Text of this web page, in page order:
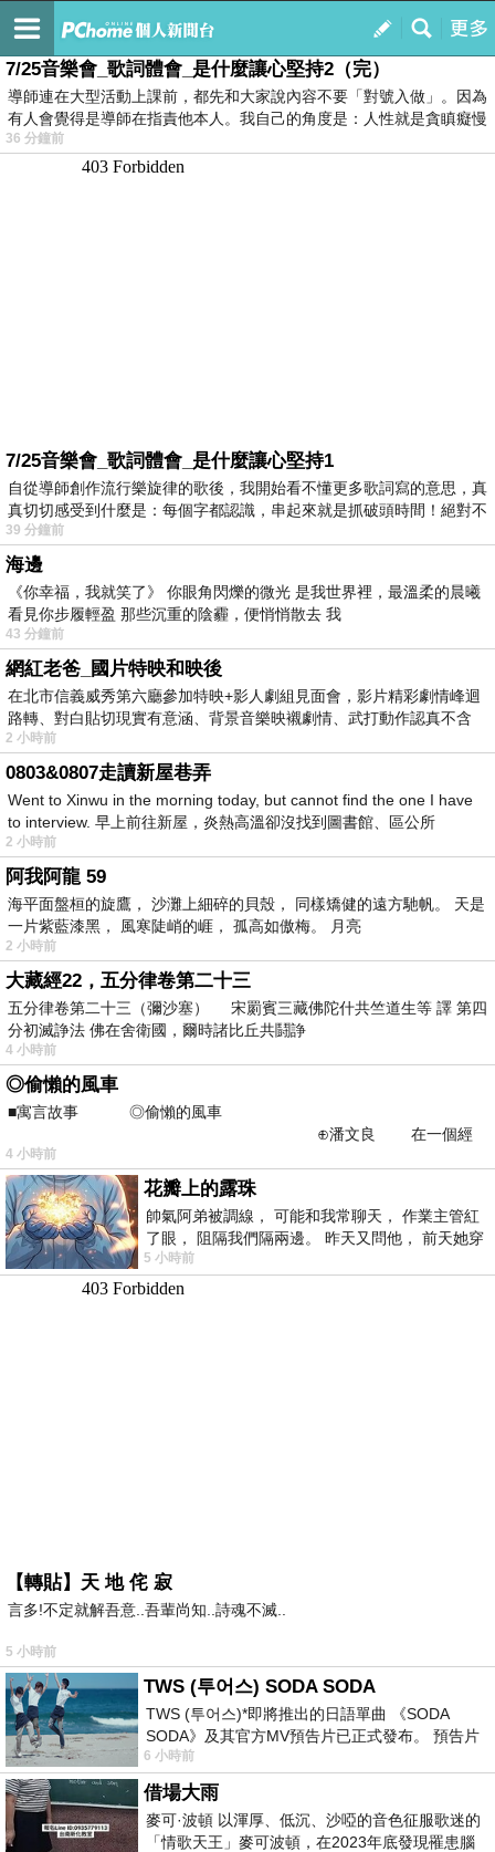
我的
最新文章
7/25音樂會_歌詞體會_是什麼讓心堅持2（完）
導師連在大型活動上課前，都先和大家說內容不要「對號入做」。因為
有人會覺得是導師在指責他本人。我自己的角度是：人性就是貪瞋癡慢
36 分鐘前
7/25音樂會_歌詞體會_是什麼讓心堅持1
自從導師創作流行樂旋律的歌後，我開始看不懂更多歌詞寫的意思，真
真切切感受到什麼是：每個字都認識，串起來就是抓破頭時間！絕對不
39 分鐘前
海邊
《你幸福，我就笑了》 你眼角閃爍的微光 是我世界裡，最溫柔的晨曦
看見你步履輕盈 那些沉重的陰霾，便悄悄散去 我
43 分鐘前
網紅老爸_國片特映和映後
在北市信義威秀第六廳參加特映+影人劇組見面會，影片精彩劇情峰迴
路轉、對白貼切現實有意涵、背景音樂映襯劇情、武打動作認真不含
糊、
2 小時前
0803&0807走讀新屋巷弄
Went to Xinwu in the morning today, but cannot find the one I have
to interview. 早上前往新屋，炎熱高溫卻沒找到圖書館、區公所
2 小時前
阿我阿龍 59
海平面盤桓的旋鷹， 沙灘上細碎的貝殼， 同樣矯健的遠方馳帆。 天是
一片紫藍漆黑， 風寒陡峭的崕， 孤高如傲梅。 月亮
2 小時前
大藏經22，五分律卷第二十三
五分律卷第二十三（彌沙塞） 宋罽賓三藏佛陀什共竺道生等 譯 第四
分初滅諍法 佛在舍衛國，爾時諸比丘共鬪諍
4 小時前
◎偷懶的風車
■寓言故事 ◎偷懶的風車
⊕潘文良 在一個經
常颳風的山丘上—&m
4 小時前
花瓣上的露珠
帥氣阿弟被調線， 可能和我常聊天， 作業主管紅
了眼， 阻隔我們隔兩邊。 昨天又問他， 前天她穿
什麼顏色衣服， 不經
5 小時前
【轉貼】天 地 侘 寂
言多!不定就解吾意..吾輩尚知..詩魂不滅..
5 小時前
TWS (투어스) SODA SODA
TWS (투어스)*即將推出的日語單曲 《SODA
SODA》及其官方MV預告片已正式發布。 預告片
一經發布， 就引發了粉絲們對這次夏季回
6 小時前
借場大雨
麥可·波頓 以渾厚、低沉、沙啞的音色征服歌迷的
「情歌天王」麥可波頓，在2023年底發現罹患腦